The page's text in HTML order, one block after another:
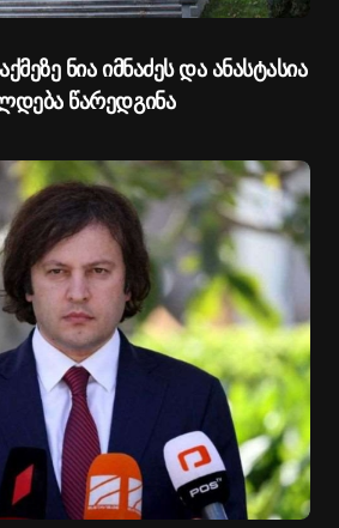
ნია იმნაძეს და ანასტასია
წარედგინა